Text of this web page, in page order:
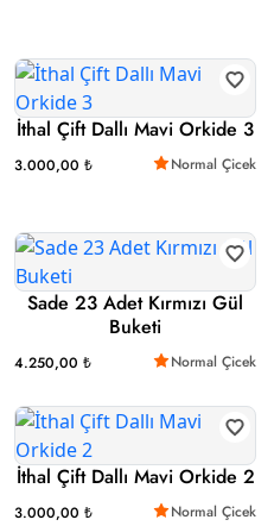
İthal Çift Dallı Mavi Orkide 3
3.000,00 ₺ Normal Çicek
Sade 23 Adet Kırmızı Gül
Buketi
4.250,00 ₺ Normal Çicek
İthal Çift Dallı Mavi Orkide 2
3.000,00 ₺ Normal Çicek